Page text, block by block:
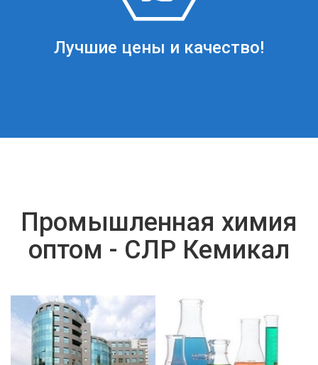
Лучшие цены и качество!
Промышленная химия
оптом - СЛР Кемикал